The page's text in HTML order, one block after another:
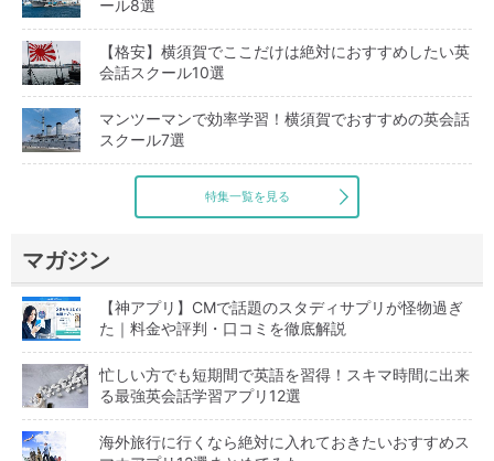
ール8選
【格安】横須賀でここだけは絶対におすすめしたい英
会話スクール10選
マンツーマンで効率学習！横須賀でおすすめの英会話
スクール7選
特集一覧を見る
マガジン
【神アプリ】CMで話題のスタディサプリが怪物過ぎ
た｜料金や評判・口コミを徹底解説
忙しい方でも短期間で英語を習得！スキマ時間に出来
る最強英会話学習アプリ12選
海外旅行に行くなら絶対に入れておきたいおすすめス